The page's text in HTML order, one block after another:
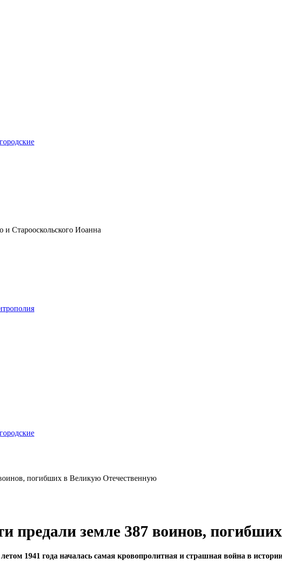
и Старооскольского Иоанна
предали земле 387 воинов,
1941 года началась самая кровопролитная и страшная война в